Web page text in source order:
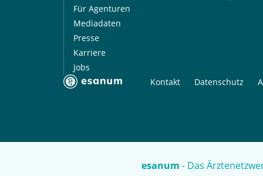
esanum - Das
Für Agenturen
Mediadaten
Presse
Karriere
Jobs
Kontakt Datenschutz